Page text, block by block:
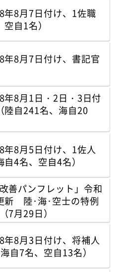
8月7日付け、1佐職
自1名）
8月7日付け、書記官
8月1日・2日・3日付
陸自241名、海自20
8月5日付け、1佐人
4名、空自4名）
善パンフレット」令和
新 陸･海･空士の特例
7月29日）
8月3日付け、将補人
自7名、空自13名）